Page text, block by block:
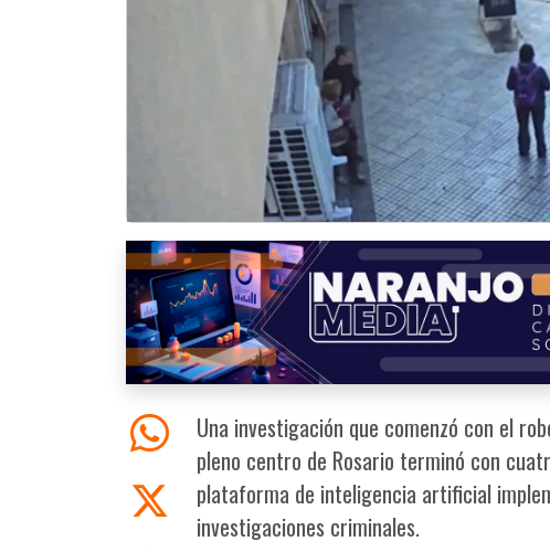
Una investigación que comenzó con el
pleno centro de Rosario terminó con
plataforma de inteligencia artificial
investigaciones criminales.